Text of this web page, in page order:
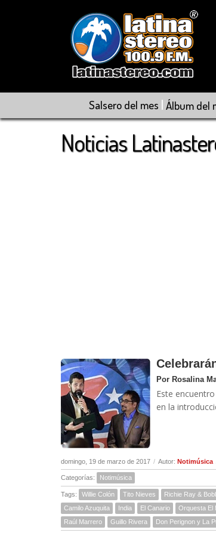
Salsero del mes | Álbum del
Noticias
Por Rosalina
Este
en la
domingo, 19 de marzo de 2017 / Autor: Notimúsica
Categorías: Notimúsica
Tags: Willie Colón Tito Nieves Richie Ray &
Camilo Azuquita
India El Canario Orquesta El
Raúl Marrero
Guillo Rivera Don Perignon y La